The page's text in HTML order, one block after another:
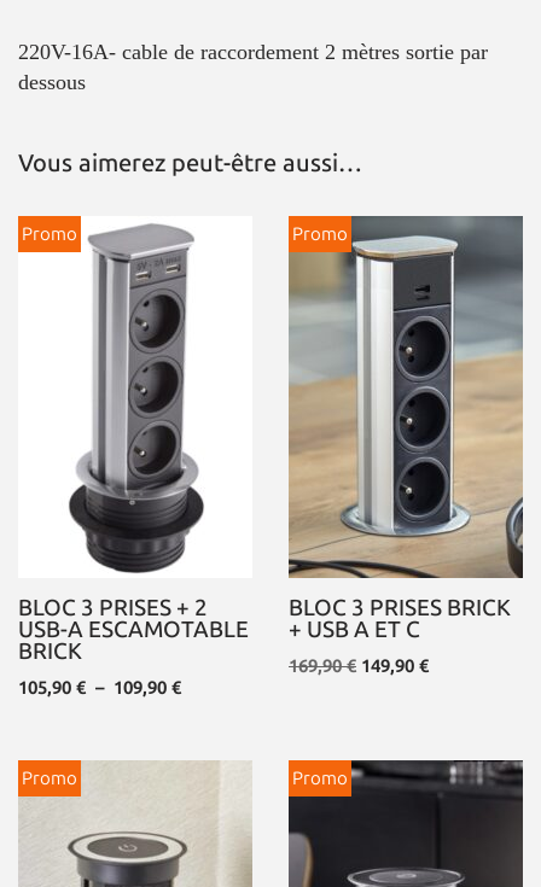
220V-16A- cable de raccordement 2 mètres sortie par
dessous
Vous aimerez peut-être aussi…
Promo
BLOC 3 PRISES + 2
USB-A ESCAMOTABLE
BRICK
105,90 € – 109,90 €
Promo
BLOC 3 PRISES BRICK
+ USB A ET C
169,90€ 149,90 €
Promo Promo